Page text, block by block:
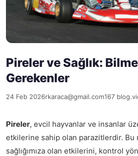
Pireler ve Sağlık:
Gerekenler
24 Feb 2026rkaraca@gmail.com167
Pireler, evcil hayvanlar ve insanlar
etkilerine sahip olan parazitlerdir. Bu
sağlığımıza olan etkilerini, kontrol